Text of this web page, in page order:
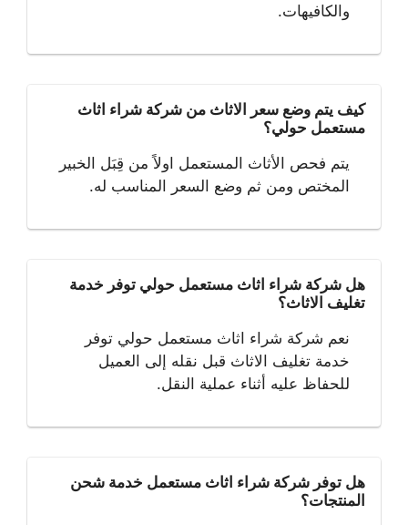
والكافيهات.
كيف يتم وضع سعر الاثاث من شركة شراء اثاث
مستعمل حولي؟
يتم فحص الأثاث المستعمل اولاً من قِبَل الخبير
المختص ومن ثم وضع السعر المناسب له.
هل شركة شراء اثاث مستعمل حولي توفر خدمة
تغليف الاثاث؟
نعم شركة شراء اثاث مستعمل حولي توفر
خدمة تغليف الاثاث قبل نقله إلى العميل
للحفاظ عليه أثناء عملية النقل.
هل توفر شركة شراء اثاث مستعمل خدمة شحن
المنتجات؟